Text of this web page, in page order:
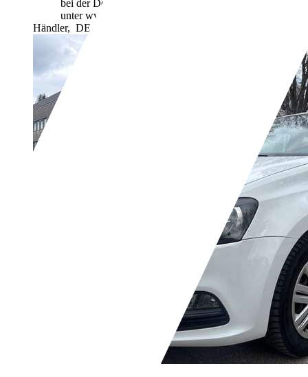
bei der Deutschen Automobil Treuhand GmbH
unter www.dat.de unentgeltlich erhältlich ist.
Händler, DE-85354 Freising